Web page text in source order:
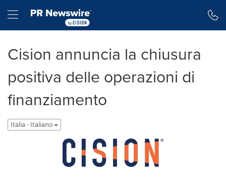
Hamburger menu
Cision annuncia la chiusura
positiva delle operazioni di
finanziamento
Italia - Italiano